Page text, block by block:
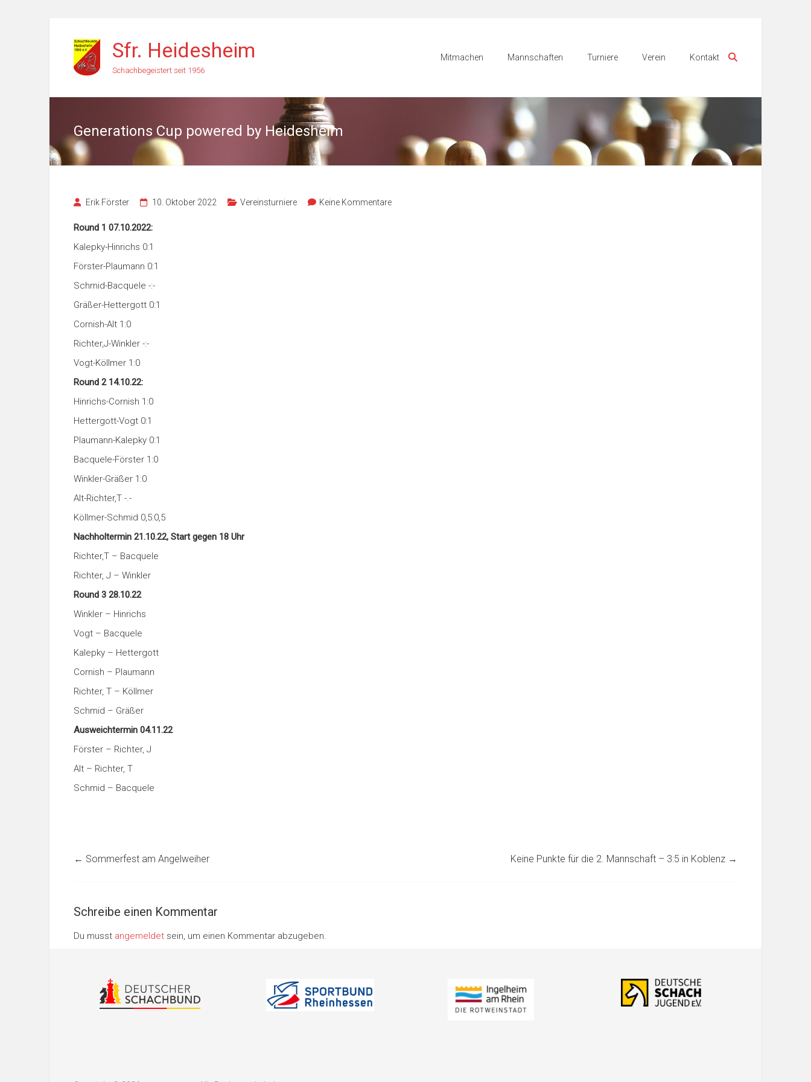
springen
Sfr. Heidesheim
Schachbegeistert seit 1956
Mitmachen Mannschaften Turniere Verein Kontakt
Generations Cup powered by Heidesheim
Erik Förster 10. Oktober 2022 Vereinsturniere Keine Kommentare
Round 1 07.10.2022:
Kalepky-Hinrichs 0:1
Förster-Plaumann 0:1
Schmid-Bacquele -:-
Gräßer-Hettergott 0:1
Cornish-Alt 1:0
Richter,J-Winkler -:-
Vogt-Köllmer 1:0
Round 2 14.10.22:
Hinrichs-Cornish 1:0
Hettergott-Vogt 0:1
Plaumann-Kalepky 0:1
Bacquele-Förster 1:0
Winkler-Gräßer 1:0
Alt-Richter,T -.-
Köllmer-Schmid 0,5:0,5
Nachholtermin 21.10.22, Start gegen 18 Uhr
Richter,T – Bacquele
Richter, J – Winkler
Round 3 28.10.22
Winkler – Hinrichs
Vogt – Bacquele
Kalepky – Hettergott
Cornish – Plaumann
Richter, T – Köllmer
Schmid – Gräßer
Ausweichtermin 04.11.22
Förster – Richter, J
Alt – Richter, T
Schmid – Bacquele
← Sommerfest am Angelweiher Keine Punkte für die 2. Mannschaft – 3:5 in Koblenz →
Schreibe einen Kommentar
Du musst angemeldet sein, um einen Kommentar abzugeben.